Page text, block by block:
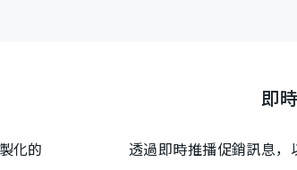
化的
即
透過即時推播促銷訊息